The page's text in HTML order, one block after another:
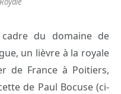
du domaine de
un lièvre à la royale
de France à Poitiers,
de Paul Bocuse (ci-